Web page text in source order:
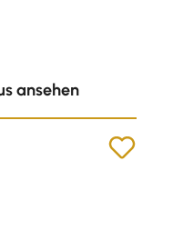
ansehen